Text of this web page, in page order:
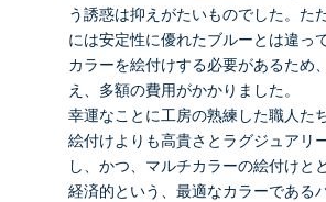
う誘惑は抑えがたいものでした。た
には安定性に優れたブルーとは違っ
カラーを絵付けする必要があるため
え、多額の費用がかかりました。
幸運なことに工房の熟練した職人た
絵付けよりも高貴さとラグジュアリ
し、かつ、マルチカラーの絵付けと
経済的という、最適なカラーである